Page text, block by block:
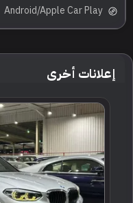
Android/Apple Car Play
إعلانات أخرى